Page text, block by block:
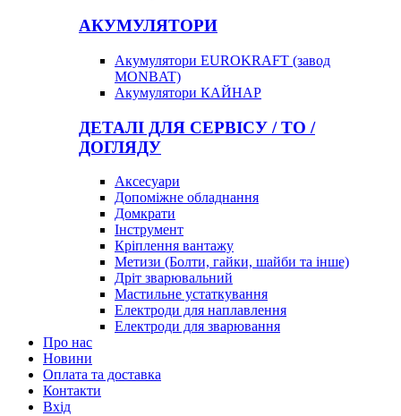
АКУМУЛЯТОРИ
Акумулятори EUROKRAFT (завод
MONBAT)
Акумулятори КАЙНАР
ДЕТАЛІ ДЛЯ СЕРВІСУ / ТО /
ДОГЛЯДУ
Аксесуари
Допоміжне обладнання
Домкрати
Інструмент
Кріплення вантажу
Метизи (Болти, гайки, шайби та інше)
Дріт зварювальний
Мастильне устаткування
Електроди для наплавлення
Електроди для зварювання
Про нас
Новини
Оплата та доставка
Контакти
Вхiд